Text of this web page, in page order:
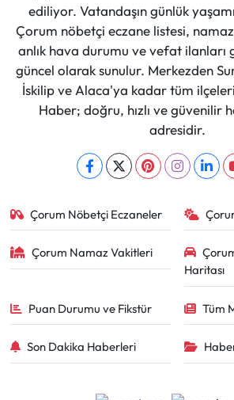
ediliyor. Vatandaşın günlük
Çorum nöbetçi eczane listesi,
anlık hava durumu ve vefat
güncel olarak sunulur. Merkezden
İskilip ve Alaca'ya kadar tüm
Haber; doğru, hızlı ve güvenilir
adresidir.
Çorum Nöbetçi Eczaneler
Çorum Namaz Vakitleri
Haritası
Puan Durumu ve Fikstür Tüm
Son Dakika Haberleri